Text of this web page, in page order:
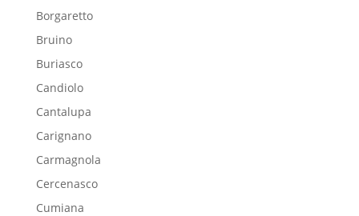
Borgaretto
Bruino
Buriasco
Candiolo
Cantalupa
Carignano
Carmagnola
Cercenasco
Cumiana